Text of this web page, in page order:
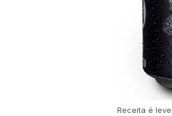
Receita é